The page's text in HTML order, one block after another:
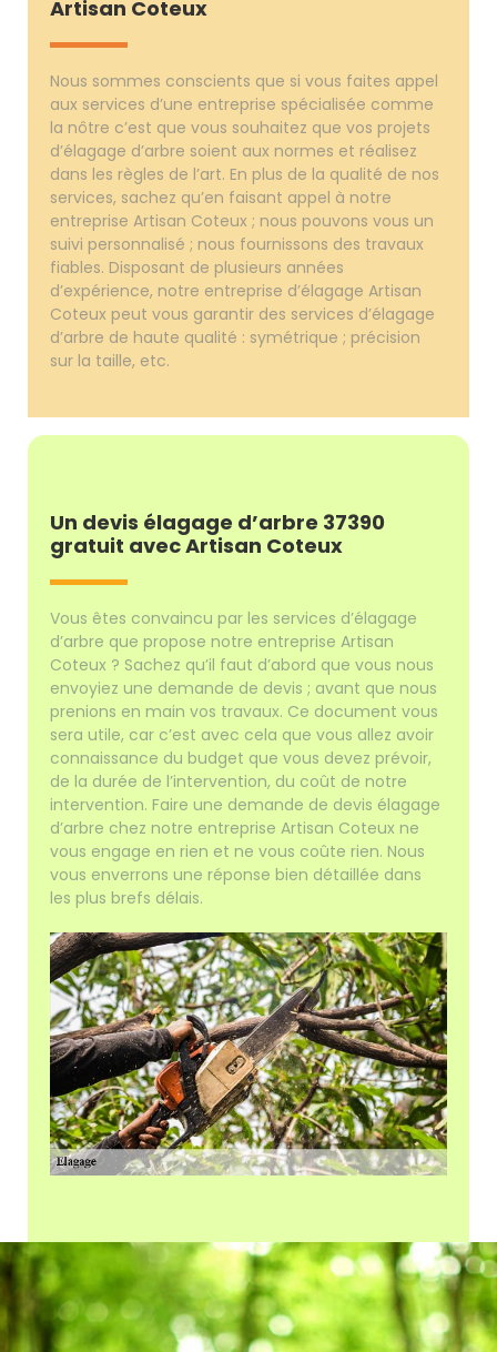
Artisan Coteux
Nous sommes conscients que si vous faites appel
aux services d’une entreprise spécialisée comme
la nôtre c’est que vous souhaitez que vos projets
d’élagage d’arbre soient aux normes et réalisez
dans les règles de l’art. En plus de la qualité de nos
services, sachez qu’en faisant appel à notre
entreprise Artisan Coteux ; nous pouvons vous un
suivi personnalisé ; nous fournissons des travaux
fiables. Disposant de plusieurs années
d’expérience, notre entreprise d’élagage Artisan
Coteux peut vous garantir des services d’élagage
d’arbre de haute qualité : symétrique ; précision
sur la taille, etc.
Un devis élagage d’arbre 37390
gratuit avec Artisan Coteux
Vous êtes convaincu par les services d’élagage
d’arbre que propose notre entreprise Artisan
Coteux ? Sachez qu’il faut d’abord que vous nous
envoyiez une demande de devis ; avant que nous
prenions en main vos travaux. Ce document vous
sera utile, car c’est avec cela que vous allez avoir
connaissance du budget que vous devez prévoir,
de la durée de l’intervention, du coût de notre
intervention. Faire une demande de devis élagage
d’arbre chez notre entreprise Artisan Coteux ne
vous engage en rien et ne vous coûte rien. Nous
vous enverrons une réponse bien détaillée dans
les plus brefs délais.